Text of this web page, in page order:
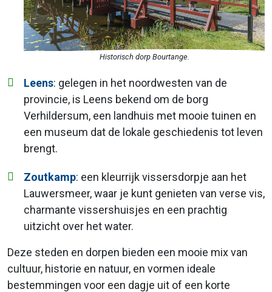
Historisch dorp Bourtange.
Leens: gelegen in het noordwesten van de
provincie, is Leens bekend om de borg
Verhildersum, een landhuis met mooie tuinen en
een museum dat de lokale geschiedenis tot leven
brengt.
Zoutkamp: een kleurrijk vissersdorpje aan het
Lauwersmeer, waar je kunt genieten van verse vis,
charmante vissershuisjes en een prachtig
uitzicht over het water.
Deze steden en dorpen bieden een mooie mix van
cultuur, historie en natuur, en vormen ideale
bestemmingen voor een dagje uit of een korte